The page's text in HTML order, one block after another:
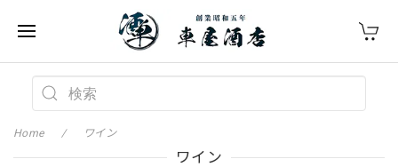
Home ワイン
ワイン